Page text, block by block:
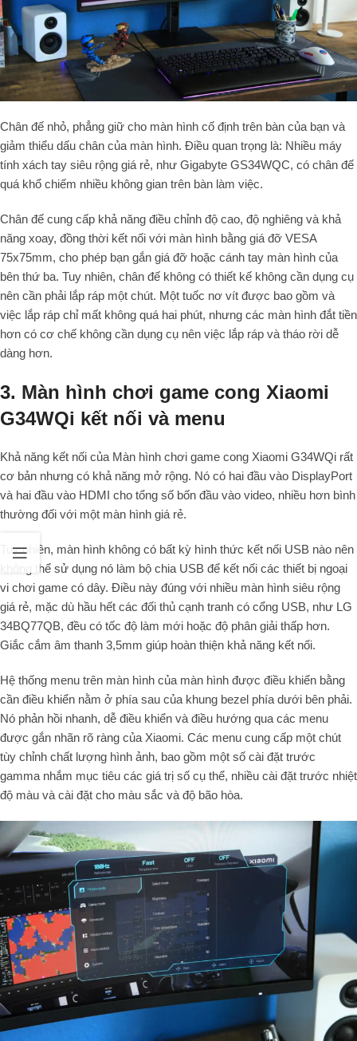
Chân đế nhỏ, phẳng giữ cho màn hình cố định trên bàn của bạn và
giảm thiểu dấu chân của màn hình. Điều quan trọng là: Nhiều máy
tính xách tay siêu rộng giá rẻ, như Gigabyte GS34WQC, có chân đế
quá khổ chiếm nhiều không gian trên bàn làm việc.
Chân đế cung cấp khả năng điều chỉnh độ cao, độ nghiêng và khả
năng xoay, đồng thời kết nối với màn hình bằng giá đỡ VESA
75x75mm, cho phép bạn gắn giá đỡ hoặc cánh tay màn hình của
bên thứ ba. Tuy nhiên, chân đế không có thiết kế không cần dụng cụ
nên cần phải lắp ráp một chút. Một tuốc nơ vít được bao gồm và
việc lắp ráp chỉ mất không quá hai phút, nhưng các màn hình đắt tiền
hơn có cơ chế không cần dụng cụ nên việc lắp ráp và tháo rời dễ
dàng hơn.
3. Màn hình chơi game cong Xiaomi
G34WQi kết nối và menu
Khả năng kết nối của Màn hình chơi game cong Xiaomi G34WQi rất
cơ bản nhưng có khả năng mở rộng. Nó có hai đầu vào DisplayPort
và hai đầu vào HDMI cho tổng số bốn đầu vào video, nhiều hơn bình
thường đối với một màn hình giá rẻ.
Tuy nhiên, màn hình không có bất kỳ hình thức kết nối USB nào nên
không thể sử dụng nó làm bộ chia USB để kết nối các thiết bị ngoại
vi chơi game có dây. Điều này đúng với nhiều màn hình siêu rộng
giá rẻ, mặc dù hầu hết các đối thủ cạnh tranh có cổng USB, như LG
34BQ77QB, đều có tốc độ làm mới hoặc độ phân giải thấp hơn.
Giắc cắm âm thanh 3,5mm giúp hoàn thiện khả năng kết nối.
Hệ thống menu trên màn hình của màn hình được điều khiển bằng
cần điều khiển nằm ở phía sau của khung bezel phía dưới bên phải.
Nó phản hồi nhanh, dễ điều khiển và điều hướng qua các menu
được gắn nhãn rõ ràng của Xiaomi. Các menu cung cấp một chút
tùy chỉnh chất lượng hình ảnh, bao gồm một số cài đặt trước
gamma nhắm mục tiêu các giá trị số cụ thể, nhiều cài đặt trước nhiệt
độ màu và cài đặt cho màu sắc và độ bão hòa.